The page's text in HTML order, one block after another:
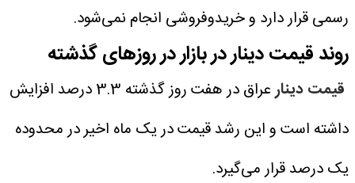
رسمی قرار دارد و خریدوفروشی انجام نمی‌شود.
روند قیمت دینار در بازار در روزهای گذشته
قیمت دینار
عراق در هفت روز گذشته 3.3 درصد افزایش
داشته است و این رشد قیمت در یک ماه اخیر در محدوده
یک درصد قرار می‌گیرد.